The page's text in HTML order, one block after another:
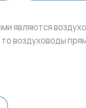
являются
воздуховоды